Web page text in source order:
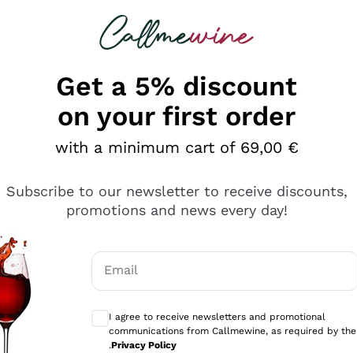
looking for
Get a 5% discount
on your first order
with a minimum cart of 69,00 €
Subscribe to our newsletter to receive discounts,
promotions and news every day!
Email
I agree to receive newsletters and promotional
communications from Callmewine, as required by the
.Privacy Policy